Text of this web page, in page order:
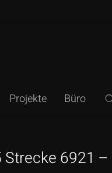
Projekte Büro
6921